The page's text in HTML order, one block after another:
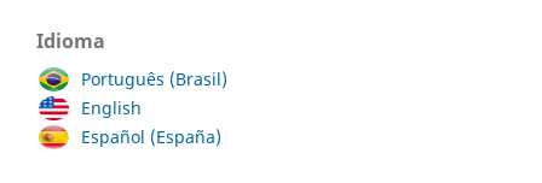
Idioma
Português (Brasil)
English
Español (España)